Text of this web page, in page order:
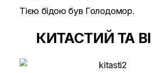
Тією бідою був Голодомор.
КИТАСТИЙ ТА